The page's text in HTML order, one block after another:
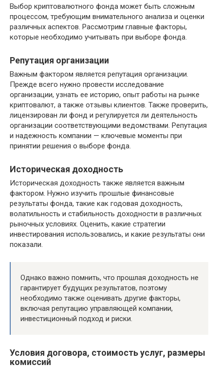
Выбор криптовалютного фонда может быть сложным
процессом, требующим внимательного анализа и оценки
различных аспектов. Рассмотрим главные факторы,
которые необходимо учитывать при выборе фонда.
Репутация организации
Важным фактором является репутация организации.
Прежде всего нужно провести исследование
организации, узнать ее историю, опыт работы на рынке
криптовалют, а также отзывы клиентов. Также проверить,
лицензирован ли фонд и регулируется ли деятельность
организации соответствующими ведомствами. Репутация
и надежность компании — ключевые моменты при
принятии решения о выборе фонда.
Историческая доходность
Историческая доходность также является важным
фактором. Нужно изучить прошлые финансовые
результаты фонда, такие как годовая доходность,
волатильность и стабильность доходности в различных
рыночных условиях. Оценить, какие стратегии
инвестирования использовались, и какие результаты они
показали.
Однако важно помнить, что прошлая доходность не
гарантирует будущих результатов, поэтому
необходимо также оценивать другие факторы,
включая репутацию управляющей компании,
инвестиционный подход и риски.
Условия договора, стоимость услуг, размеры
комиссий